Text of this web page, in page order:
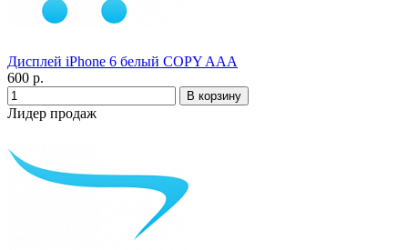
Дисплей iPhone 6 белый COPY AAA
600 р.
Лидер продаж